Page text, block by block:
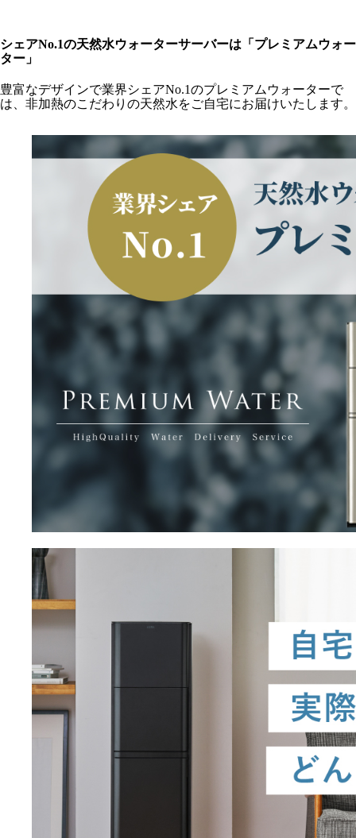
シェアNo.1の天然水ウォーターサーバーは「プレミアムウォー
ター」
豊富なデザインで業界シェアNo.1のプレミアムウォーターで
は、非加熱のこだわりの天然水をご自宅にお届けいたします。